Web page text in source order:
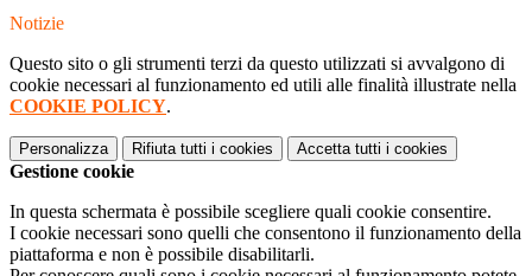
Notizie
Questo sito o gli strumenti terzi da questo utilizzati si avvalgono di
cookie necessari al funzionamento ed utili alle finalità illustrate nella
COOKIE POLICY.
Personalizza Rifiuta tutti i cookies Accetta tutti i cookies
Gestione cookie
In questa schermata è possibile scegliere quali cookie consentire.
I cookie necessari sono quelli che consentono il funzionamento della
piattaforma e non è possibile disabilitarli.